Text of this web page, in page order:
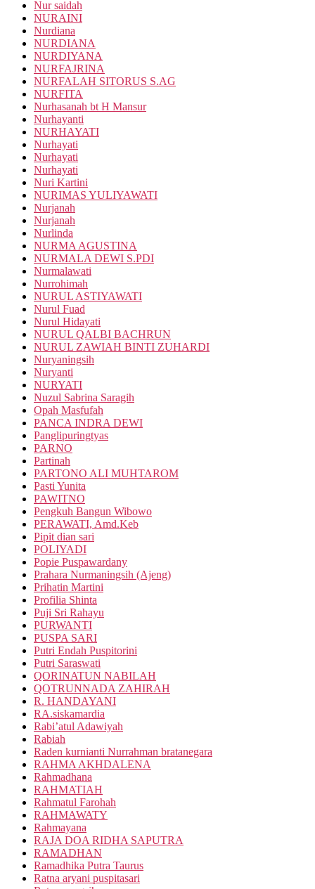
Nur saidah
NURAINI
Nurdiana
NURDIANA
NURDIYANA
NURFAJRINA
NURFALAH SITORUS S.AG
NURFITA
Nurhasanah bt H Mansur
Nurhayanti
NURHAYATI
Nurhayati
Nurhayati
Nurhayati
Nuri Kartini
NURIMAS YULIYAWATI
Nurjanah
Nurjanah
Nurlinda
NURMA AGUSTINA
NURMALA DEWI S.PDI
Nurmalawati
Nurrohimah
NURUL ASTIYAWATI
Nurul Fuad
Nurul Hidayati
NURUL QALBI BACHRUN
NURUL ZAWIAH BINTI ZUHARDI
Nuryaningsih
Nuryanti
NURYATI
Nuzul Sabrina Saragih
Opah Masfufah
PANCA INDRA DEWI
Panglipuringtyas
PARNO
Partinah
PARTONO ALI MUHTAROM
Pasti Yunita
PAWITNO
Pengkuh Bangun Wibowo
PERAWATI, Amd.Keb
Pipit dian sari
POLIYADI
Popie Puspawardany
Prahara Nurmaningsih (Ajeng)
Prihatin Martini
Profilia Shinta
Puji Sri Rahayu
PURWANTI
PUSPA SARI
Putri Endah Puspitorini
Putri Saraswati
QORINATUN NABILAH
QOTRUNNADA ZAHIRAH
R. HANDAYANI
RA.siskamardia
Rabi’atul Adawiyah
Rabiah
Raden kurnianti Nurrahman bratanegara
RAHMA AKHDALENA
Rahmadhana
RAHMATIAH
Rahmatul Farohah
RAHMAWATY
Rahmayana
RAJA DOA RIDHA SAPUTRA
RAMADHAN
Ramadhika Putra Taurus
Ratna aryani puspitasari